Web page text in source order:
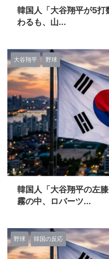
韓国人「大谷翔平が5
わるも、山...
大谷翔平 野球
韓国人「大谷翔平の左
霧の中、ロバーツ...
野球 韓国の反応